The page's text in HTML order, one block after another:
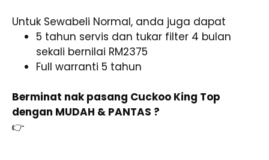
Untuk Sewabeli Normal, anda juga dapat
5 tahun servis dan tukar filter 4 bulan
sekali bernilai RM2375
Full warranti 5 tahun
Berminat nak pasang Cuckoo King Top
dengan MUDAH & PANTAS ?
👉